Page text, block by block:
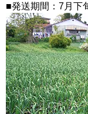
■発送期間：7月